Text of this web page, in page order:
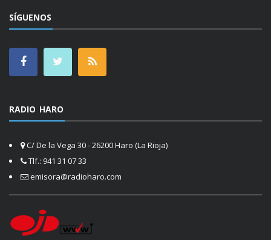
SÍGUENOS
RADIO HARO
C/ De la Vega 30 - 26200 Haro (La Rioja)
Tlf.: 941 31 07 33
emisora@radioharo.com